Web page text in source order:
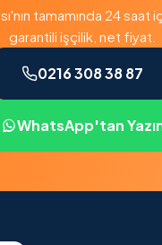
tamamında 24
garantili işçilik, net fiyat.
0216 308 38 87
WhatsApp'tan